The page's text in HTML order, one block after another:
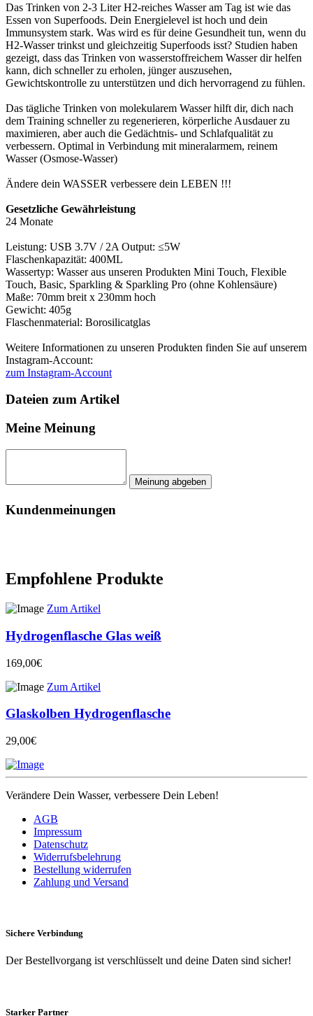
Das Trinken von 2-3 Liter H2-reiches Wasser am Tag ist wie das
Essen von Superfoods. Dein Energielevel ist hoch und dein
Immunsystem stark. Was wird es für deine Gesundheit tun, wenn du
H2-Wasser trinkst und gleichzeitig Superfoods isst? Studien haben
gezeigt, dass das Trinken von wasserstoffreichem Wasser dir helfen
kann, dich schneller zu erholen, jünger auszusehen,
Gewichtskontrolle zu unterstützen und dich hervorragend zu fühlen.
Das tägliche Trinken von molekularem Wasser hilft dir, dich nach
dem Training schneller zu regenerieren, körperliche Ausdauer zu
maximieren, aber auch die Gedächtnis- und Schlafqualität zu
verbessern. Optimal in Verbindung mit mineralarmem, reinem
Wasser (Osmose-Wasser)
Ändere dein WASSER verbessere dein LEBEN !!!
Gesetzliche Gewährleistung
24 Monate
Leistung: USB 3.7V / 2A Output: ≤5W
Flaschenkapazität: 400ML
Wassertyp: Wasser aus unseren Produkten Mini Touch, Flexible
Touch, Basic, Sparkling & Sparkling Pro (ohne Kohlensäure)
Maße: 70mm breit x 230mm hoch
Gewicht: 405g
Flaschenmaterial: Borosilicatglas
Weitere Informationen zu unseren Produkten finden Sie auf unserem
Instagram-Account:
zum Instagram-Account
Dateien zum Artikel
Meine Meinung
Kundenmeinungen
Empfohlene Produkte
Zum Artikel
Hydrogenflasche Glas weiß
169,00€
Zum Artikel
Glaskolben Hydrogenflasche
29,00€
Verändere Dein Wasser, verbessere Dein Leben!
AGB
Impressum
Datenschutz
Widerrufsbelehrung
Bestellung widerrufen
Zahlung und Versand
Sichere Verbindung
Der Bestellvorgang ist verschlüsselt und deine Daten sind sicher!
Starker Partner